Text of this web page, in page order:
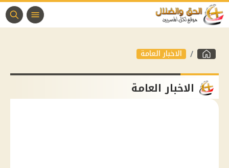
الاخبار العامة
الاخبار العامة